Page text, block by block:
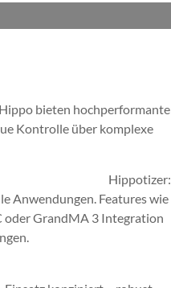
bieten hochperformante
Kontrolle über komplexe
Hippotizer:
Anwendungen. Features wie
oder GrandMA 3 Integration